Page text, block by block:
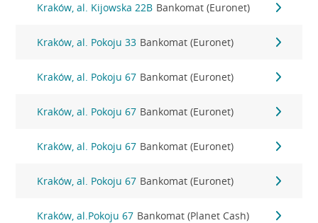
Kraków, al. Kijowska 22B Bankomat (Euronet)
Kraków, al. Pokoju 33 Bankomat (Euronet)
Kraków, al. Pokoju 67 Bankomat (Euronet)
Kraków, al. Pokoju 67 Bankomat (Euronet)
Kraków, al. Pokoju 67 Bankomat (Euronet)
Kraków, al. Pokoju 67 Bankomat (Euronet)
Kraków, al.Pokoju 67 Bankomat (Planet Cash)